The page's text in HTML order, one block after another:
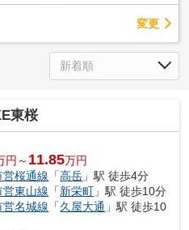
変更
東桜
円～ 11.85万円
営桜通線 「高岳 」駅 徒歩4分
営東山線 「新栄町 」駅 徒歩10分
営名城線 「久屋大通 」駅 徒歩10